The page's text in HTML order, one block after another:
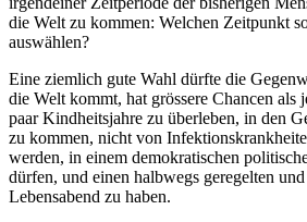
die Welt zu kommen: Welchen Zeitpunkt
auswählen?
Eine ziemlich gute Wahl dürfte die
die Welt kommt, hat grössere Chancen als
paar Kindheitsjahre zu überleben, in den
zu kommen, nicht von
werden, in einem demokratischen
dürfen, und einen halbwegs geregelten
Lebensabend zu haben.